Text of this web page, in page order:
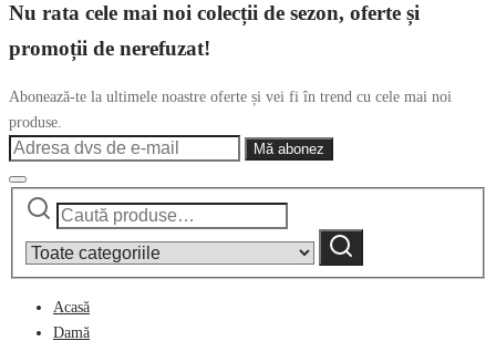
Nu rata cele mai noi colecții de sezon, oferte și
promoții de nerefuzat!
Abonează-te la ultimele noastre oferte și vei fi în trend cu cele mai noi
produse.
Caută
category:
Caută
Acasă
Damă